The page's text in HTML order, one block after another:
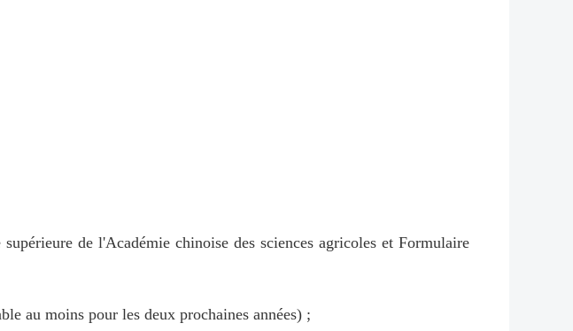
de l'Académie chinoise des sciences agricoles et Formulaire
au moins pour les deux prochaines années) ;